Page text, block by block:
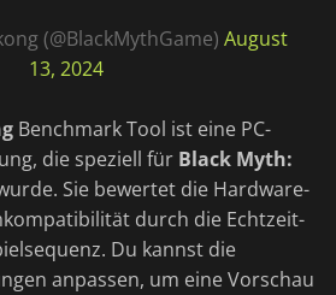
(@BlackMythGame) August
13, 2024
Benchmark Tool ist eine PC-
die speziell für Black Myth:
Sie bewertet die Hardware-
durch die Echtzeit-
Du kannst die
anpassen, um eine Vorschau